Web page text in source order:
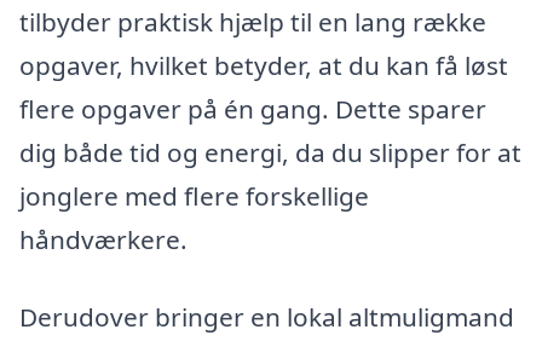
tilbyder praktisk hjælp til en lang række
opgaver, hvilket betyder, at du kan få løst
flere opgaver på én gang. Dette sparer
dig både tid og energi, da du slipper for at
jonglere med flere forskellige
håndværkere.
Derudover bringer en lokal altmuligmand